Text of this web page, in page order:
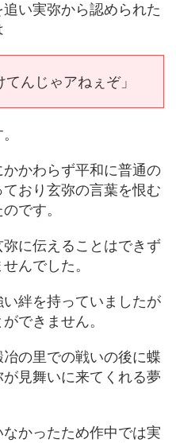
い実弥から認められた
んじゃアねぇぞ」
かわらず平和に普通の
おり玄弥の言葉を恨む
です。
に伝えることはできず
んでした。
絆を持っていましたが
できません。
の里での戦いの後に蝶
見舞いに来てくれる夢
かったため作中では実